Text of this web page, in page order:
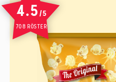
4.5 /5
708 RÖSTER